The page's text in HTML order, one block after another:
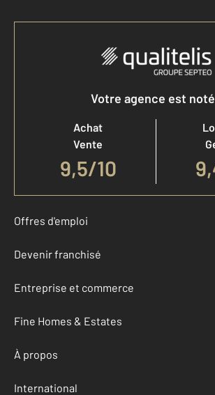
Votre agence est
Achat
Vente
9,5/10
Offres d'emploi
Devenir franchisé
Entreprise et commerce
Fine Homes & Estates
À propos
International